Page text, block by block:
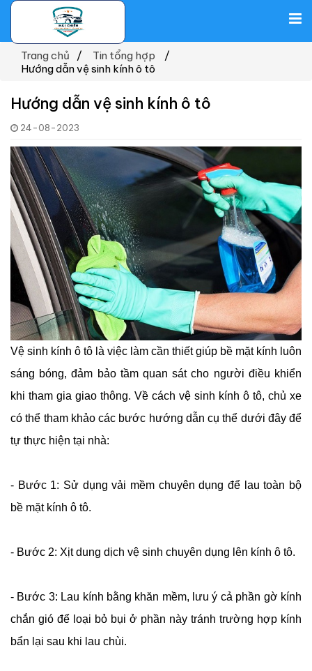
Trang chủ
Tin tổng hợp
Hướng dẫn vệ sinh kính ô tô
Hướng dẫn vệ sinh kính ô tô
24-08-2023
Vệ sinh kính ô tô là việc làm cần thiết giúp bề mặt kính luôn
sáng bóng, đảm bảo tầm quan sát cho người điều khiển
khi tham gia giao thông. Về cách vệ sinh kính ô tô, chủ xe
có thể tham khảo các bước hướng dẫn cụ thể dưới đây để
tự thực hiện tại nhà:
- Bước 1: Sử dụng vải mềm chuyên dụng để lau toàn bộ
bề mặt kính ô tô.
- Bước 2: Xịt dung dịch vệ sinh chuyên dụng lên kính ô tô.
- Bước 3: Lau kính bằng khăn mềm, lưu ý cả phần gờ kính
chắn gió để loại bỏ bụi ở phần này tránh trường hợp kính
bẩn lại sau khi lau chùi.